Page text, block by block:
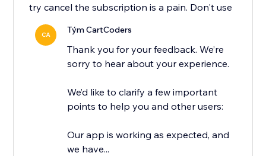
try cancel the subscription is a pain. Don't use
CA Tým CartCoders
Thank you for your feedback. We’re
sorry to hear about your experience.
We’d like to clarify a few important
points to help you and other users:
Our app is working as expected, and
we have...